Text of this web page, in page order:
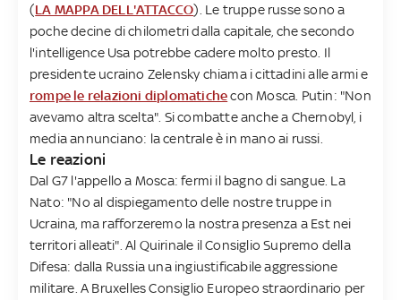
(LA MAPPA DELL'ATTACCO). Le truppe russe sono a
poche decine di chilometri dalla capitale, che secondo
l'intelligence Usa potrebbe cadere molto presto. Il
presidente ucraino Zelensky chiama i cittadini alle armi e
rompe le relazioni diplomatichecon Mosca. Putin: "Non
avevamo altra scelta". Si combatte anche a Chernobyl, i
media annunciano: la centrale è in mano ai russi.
Le reazioni
Dal G7 l'appello a Mosca: fermi il bagno di sangue. La
Nato: "No al dispiegamento delle nostre truppe in
Ucraina, ma rafforzeremo la nostra presenza a Est nei
territori alleati". Al Quirinale il Consiglio Supremo della
Difesa: dalla Russia una ingiustificabile aggressione
militare. A Bruxelles Consiglio Europeo straordinario per